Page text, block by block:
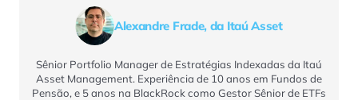
Alexandre Frade, da Itaú Asset
Sênior Portfolio Manager de Estratégias Indexadas da Itaú
Asset Management. Experiência de 10 anos em Fundos de
Pensão, e 5 anos na BlackRock como Gestor Sênior de ETFs